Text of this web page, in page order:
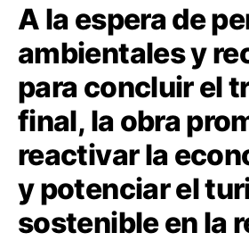
A la espera de
ambientales y
para concluir el
final, la obra
reactivar la
y potenciar el
sostenible en la